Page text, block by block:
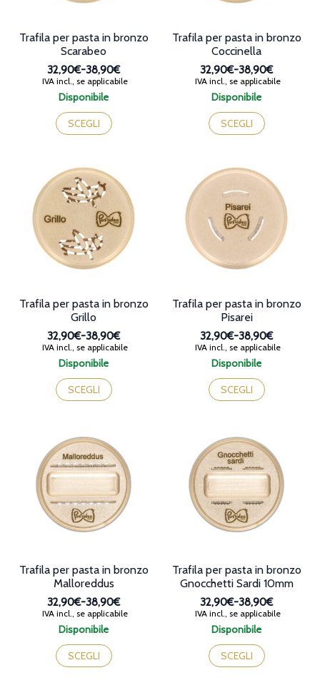
Disponibile
Trafila per pasta in bronzo
Scarabeo
32,90€-38,90€
Fascia
di
da
32,90€
IVA incl., se applicabile
SCEGLI
Questo
prodotto
ha
Le
opzioni
possono
essere
scelte
nella
pagina
Disponibile
Trafila per pasta in bronzo
Coccinella
32,90€-38,90€
Fascia
di
da
32,90€
IVA incl., se applicabile
SCEGLI
Questo
prodotto
ha
Le
opzioni
possono
essere
scelte
nella
pagina
Disponibile
Trafila per pasta in bronzo
Grillo
32,90€-38,90€
Fascia
di
da
32,90€
IVA incl., se applicabile
SCEGLI
Questo
prodotto
ha
Le
opzioni
possono
scelte
nella
pagina
Disponibile
Trafila per pasta in bronzo
Pisarei
32,90€-38,90€
Fascia
di
da
32,90€
IVA incl., se applicabile
SCEGLI
Questo
prodotto
ha
Le
opzioni
possono
essere
scelte
nella
pagina
Disponibile
Trafila per pasta in bronzo
Malloreddus
32,90€-38,90€
Fascia
di
da
32,90€
IVA incl., se applicabile
SCEGLI
Questo
prodotto
ha
Disponibile
Trafila per pasta in bronzo
Gnocchetti Sardi 10mm
32,90€-38,90€
Fascia
di
da
32,90€
IVA incl., se applicabile
SCEGLI
Questo
prodotto
ha